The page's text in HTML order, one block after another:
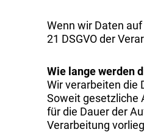
Wenn wir Daten
21 DSGVO der
Wie lange werden
Wir verarbeiten die
Soweit gesetzliche
für die Dauer der
Verarbeitung